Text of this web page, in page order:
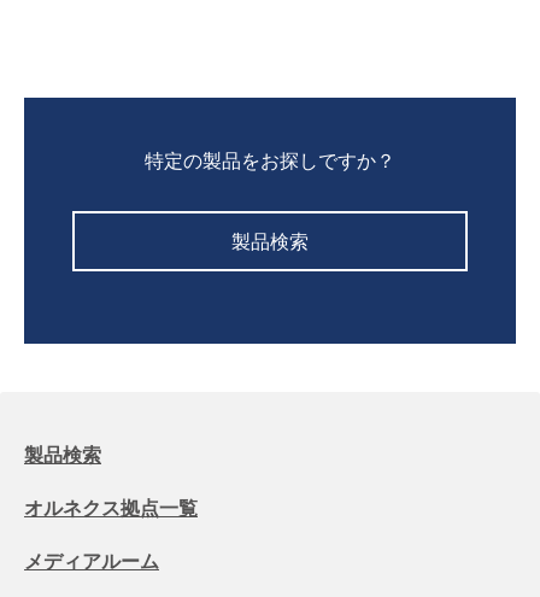
特定の製品をお探しですか？
製品検索
製品検索
オルネクス拠点一覧
メディアルーム